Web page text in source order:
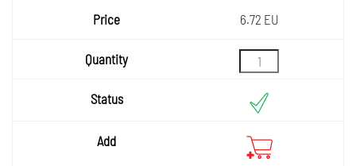
6.72 EU